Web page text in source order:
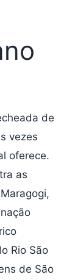
de
vezes
oferece.
as
Rio São
de São